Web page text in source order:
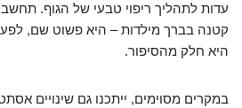
עדות לתהליך ריפוי טבעי של הגוף.
קטנה בברך מילדות – היא פשוט שם,
היא חלק מהסיפור.
במקרים מסוימים, ייתכנו גם שינויים